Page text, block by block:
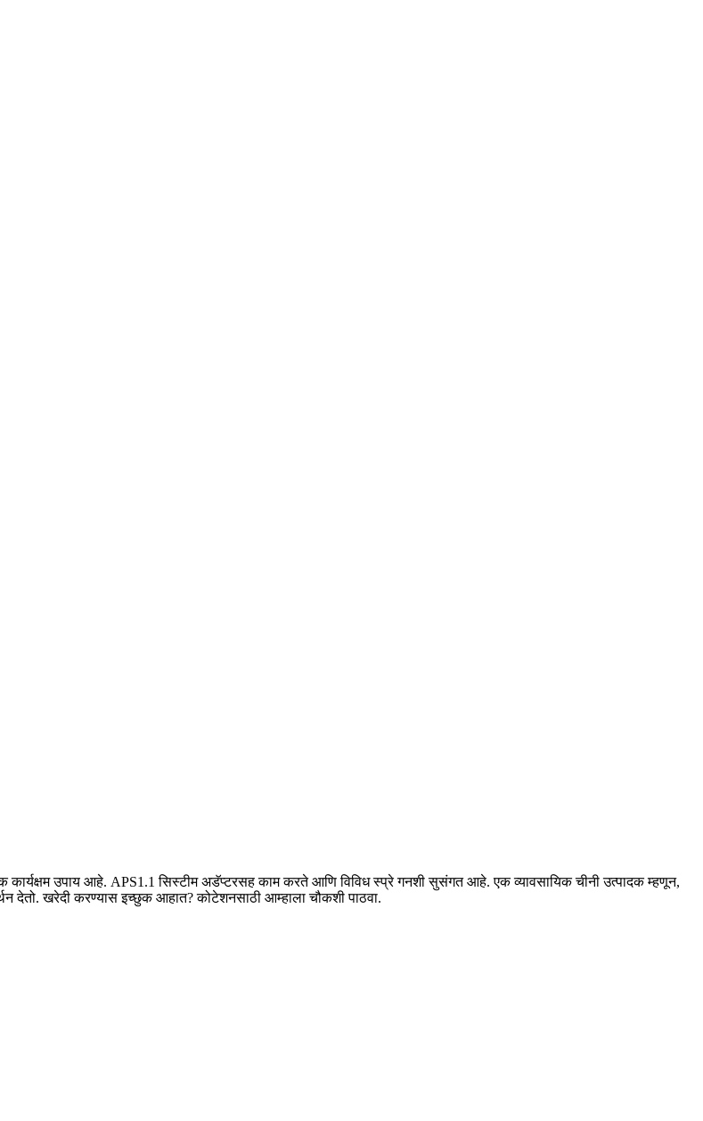
कार्यक्षम उपाय आहे. APS1.1 सिस्टीम अडॅप्टरसह काम करते आणि विविध स्प्रे गनशी सुसंगत आहे. एक व्यावसायिक चीनी उत्पादक म्हणून,
खरेदी करण्यास इच्छुक आहात? कोटेशनसाठी आम्हाला चौकशी पाठवा.